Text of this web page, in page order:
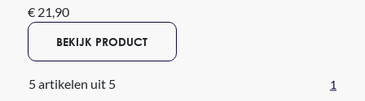
€ 21,90
BEKIJK PRODUCT
5 artikelen uit 5 1